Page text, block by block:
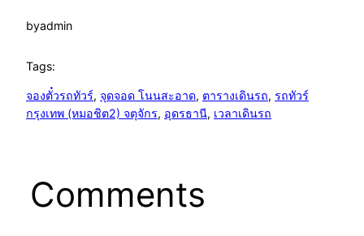
byadmin
Tags:
จองตั๋วรถทัวร์, จุดจอด โนนสะอาด, ตารางเดินรถ, รถทัวร์
กรุงเทพ (หมอชิต2) จตุจักร, อุดรธานี, เวลาเดินรถ
Comments